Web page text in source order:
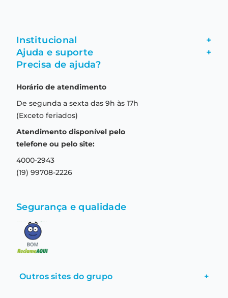
Institucional +
Fale conosco
Formas de pagamento
Aviso de privacidade
Termos e condições de uso
Ajuda e suporte +
Garantia
Troca e devolução
Central de relacionamento
Precisa de ajuda?
Horário de atendimento
De segunda a sexta das 9h às 17h
(Exceto feriados)
Atendimento disponível pelo
telefone ou pelo site:
4000-2943
(19) 99708-2226
Segurança e qualidade
Outros sites do grupo +